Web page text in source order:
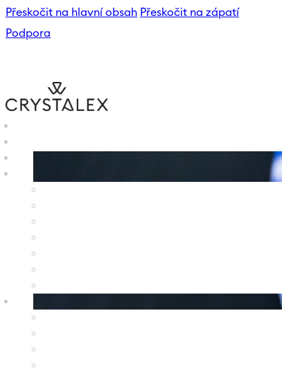
Přeskočit na hlavní obsah Přeskočit na zápatí
Podpora
B2B